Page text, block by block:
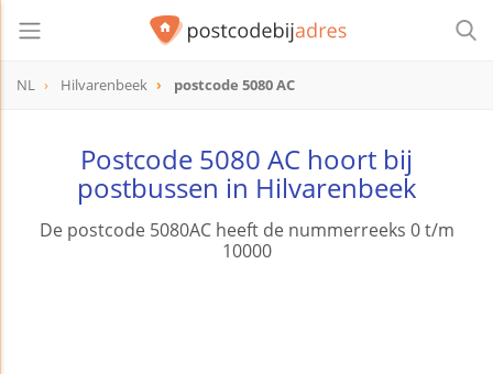
NL Hilvarenbeek postcode 5080 AC
Postcode 5080 AC hoort bij
postbussen in Hilvarenbeek
De postcode 5080AC heeft de nummerreeks 0 t/m
10000